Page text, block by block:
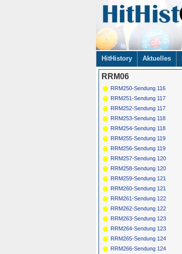
Navigation
überspringen
HitHistory Aktuelles
RRM06
RRM250-Sendung 116
RRM251-Sendung 117
RRM252-Sendung 117
RRM253-Sendung 118
RRM254-Sendung 118
RRM255-Sendung 119
RRM256-Sendung 119
RRM257-Sendung 120
RRM258-Sendung 120
RRM259-Sendung 121
RRM260-Sendung 121
RRM261-Sendung 122
RRM262-Sendung 122
RRM263-Sendung 123
RRM264-Sendung 123
RRM265-Sendung 124
RRM266-Sendung 124